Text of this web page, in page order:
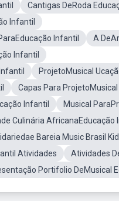
Cantigas DeRoda
Infantil
Infantil
A
Infantil
ProjetoMusical
Capas Para ProjetoMusical
Infantil
Musical
Culinária AfricanaEducação
Bareia Music Brasil
Atividades
Atividades
Portifolio DeMusical